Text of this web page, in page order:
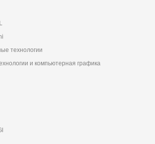
технологии
и компьютерная графика